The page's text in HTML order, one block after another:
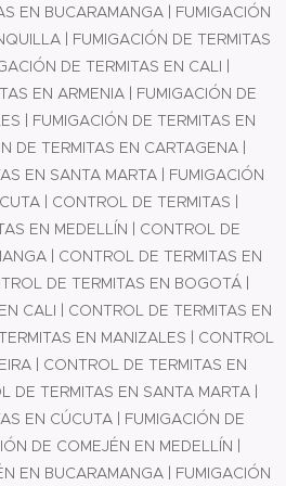
productividad: La
adecuada
un entorno de
seguro y saludable, lo
mejora la
de los empleados.
un ambiente de
se reducen los
debido a
lesiones, se aumenta
fomenta un mayor
de los empleados.